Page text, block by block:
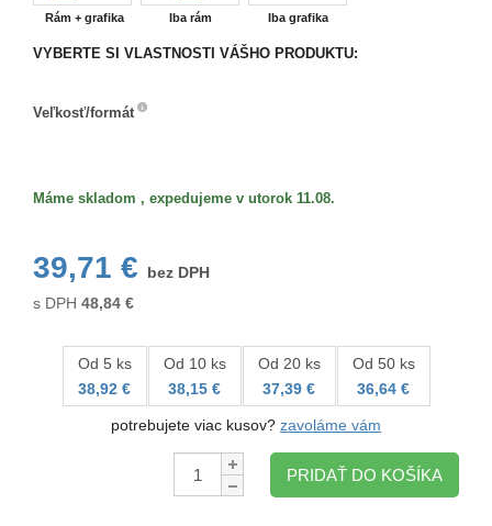
Rám + grafika Iba rám Iba grafika
VYBERTE SI VLASTNOSTI VÁŠHO PRODUKTU:
Veľkosť/formát
Máme skladom , expedujeme v utorok 11.08.
39,71 €
bez DPH
s DPH 48,84 €
Od 5 ks
38,92 €
Od 10 ks
38,15 €
Od 20 ks
37,39 €
Od 50 ks
36,64 €
potrebujete viac kusov? zavoláme vám
Množstvo:
PRIDAŤ DO KOŠÍKA